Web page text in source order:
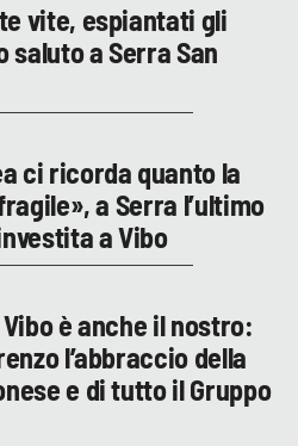
vite, espiantati gli
saluto a Serra San
ci ricorda quanto la
a Serra l’ultimo
a Vibo
è anche il nostro:
l’abbraccio della
e di tutto il Gruppo